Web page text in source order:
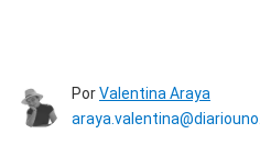
PorValentina Araya